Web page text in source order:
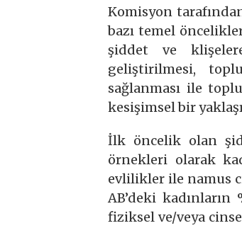
Komisyon
bazı temel
şiddet ve
geliştirilmesi,
sağlanması ile
kesişimsel bir
İlk öncelik olan
örnekleri olarak
evlilikler ile namus
AB’deki
fiziksel ve/veya